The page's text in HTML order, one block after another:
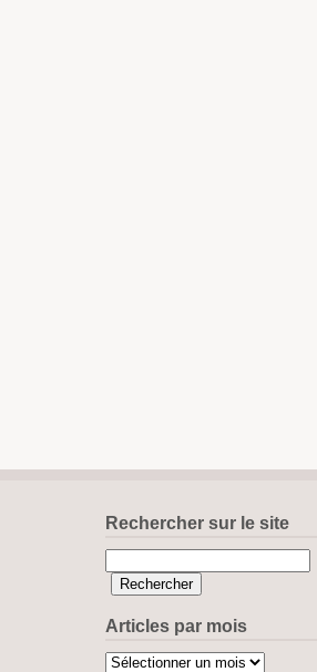
Rechercher sur le site
Articles par mois
Articles
par